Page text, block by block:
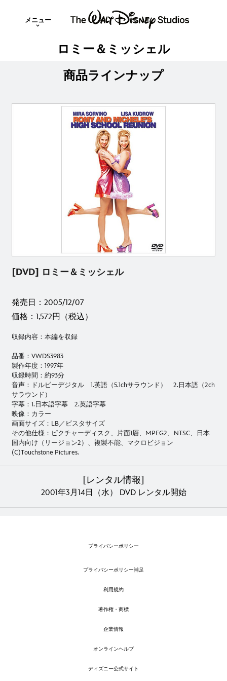
メニュー
ロミー＆ミッシェル
商品ラインナップ
[DVD] ロミー＆ミッシェル
発売日：2005/12/07
価格：1,572円（税込）
収録内容：本編を収録
品番：VWDS3983
製作年度：1997年
収録時間：約93分
音声：ドルビーデジタル 1.英語（5.1chサラウンド） 2.日本語（2ch
サラウンド）
字幕：1.日本語字幕 2.英語字幕
映像：カラー
画面サイズ：LB／ビスタサイズ
その他仕様：ピクチャーディスク、片面1層、MPEG2、NTSC、日本
国内向け（リージョン2）、複製不能、マクロビジョン
(C)Touchstone Pictures.
[レンタル情報]
2001年3月14日（水） DVD レンタル開始
プライバシーポリシー
プライバシーポリシー補足
利用規約
著作権・商標
企業情報
オンラインヘルプ
ディズニー公式サイト